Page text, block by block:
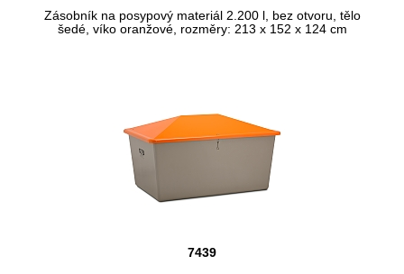
Zásobník na posypový materiál 2.200 l, bez otvoru, tělo
šedé, víko oranžové, rozměry: 213 x 152 x 124 cm
7439